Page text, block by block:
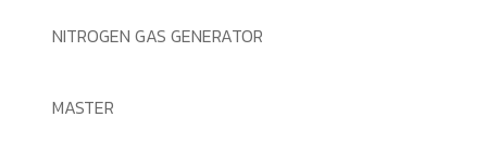
NITROGEN GAS GENERATOR
MASTER